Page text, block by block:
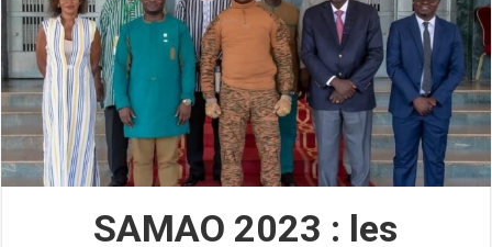
SAMAO 2023 : les